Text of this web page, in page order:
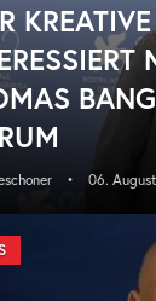
• 06.